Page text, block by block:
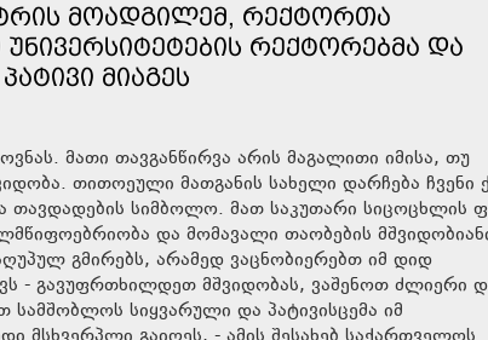
ᲛᲝᲐᲓᲒᲘᲚᲔᲛ, ᲠᲔᲥᲢᲝᲠᲗᲐ
ᲠᲔᲥᲢᲝᲠᲔᲑᲛᲐ ᲓᲐ
ᲛᲘᲐᲒᲔᲡ
მათი თავგანწირვა არის მაგალითი იმისა, თუ
თითოეული მათგანის სახელი დარჩება ჩვენი
თავდადების სიმბოლო. მათ საკუთარი სიცოცხლის
და მომავალი თაობების
გმირებს, არამედ ვაცნობიერებთ იმ დიდ
- გავუფრთხილდეთ მშვიდობას, ვაშენოთ ძლიერი
სამშობლოს სიყვარული და პატივისცემა იმ